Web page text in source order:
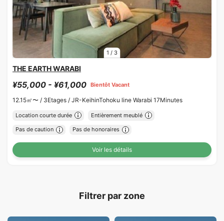
1 / 3
THE EARTH WARABI
¥55,000 - ¥61,000 Bientôt Vacant
12.15㎡〜 / 3Etages / JR-KeihinTohoku line Warabi 17Minutes
Location courte durée Entièrement meublé
Pas de caution Pas de honoraires
Voir les détails
Filtrer par zone